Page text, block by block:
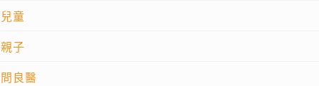
兒童
親子
問良醫